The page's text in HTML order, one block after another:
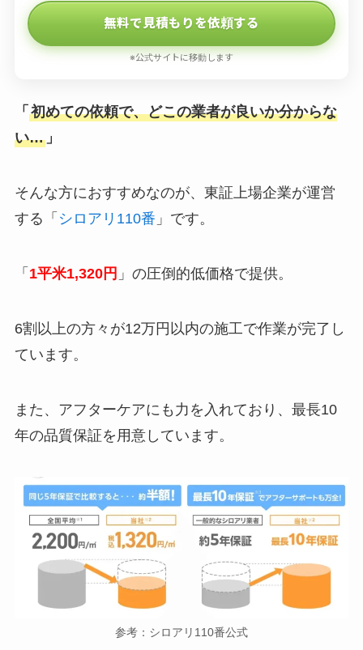
無料で見積もりを依頼する
※公式サイトに移動します
「 初めての依頼で、どこの業者が良いか分からな
い…」
そんな方におすすめなのが、東証上場企業が運営
する「 シロアリ110番 」です。
「 1平米1,320円 」の圧倒的低価格で提供。
6割以上の方々が12万円以内の施工で作業が完了し
ています。
また、アフターケアにも力を入れており、最長10
年の品質保証を用意しています。
参考：シロアリ110番公式